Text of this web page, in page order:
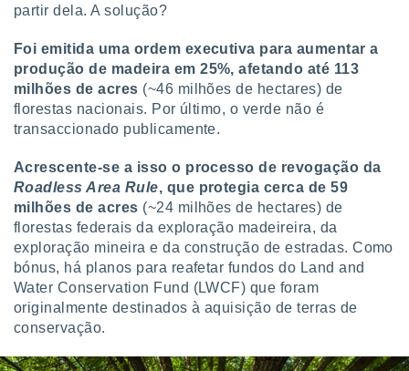
nós e
únicos
para
e
como a
este sitio
IP e
de
possam
seus
partir dela. A solução?
Foi emitida uma ordem executiva para aumentar a
produção de madeira em 25%, afetando até 113
milhões de acres (~46 milhões de hectares) de
florestas nacionais. Por último, o verde não é
transaccionado publicamente.
Acrescente-se a isso o processo de revogação da
Roadless Area Rule, que protegia cerca de 59
milhões de acres (~24 milhões de hectares) de
florestas federais da exploração madeireira, da
exploração mineira e da construção de estradas. Como
bónus, há planos para reafetar fundos do Land and
Water Conservation Fund (LWCF) que foram
originalmente destinados à aquisição de terras de
conservação.